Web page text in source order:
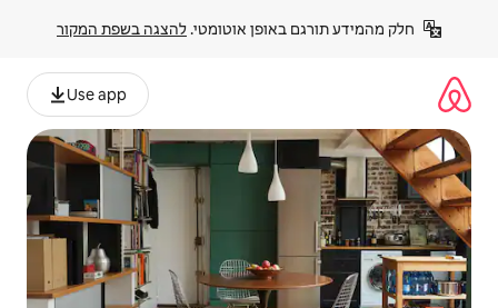
אוטומטי. להצגה בשפת המקור